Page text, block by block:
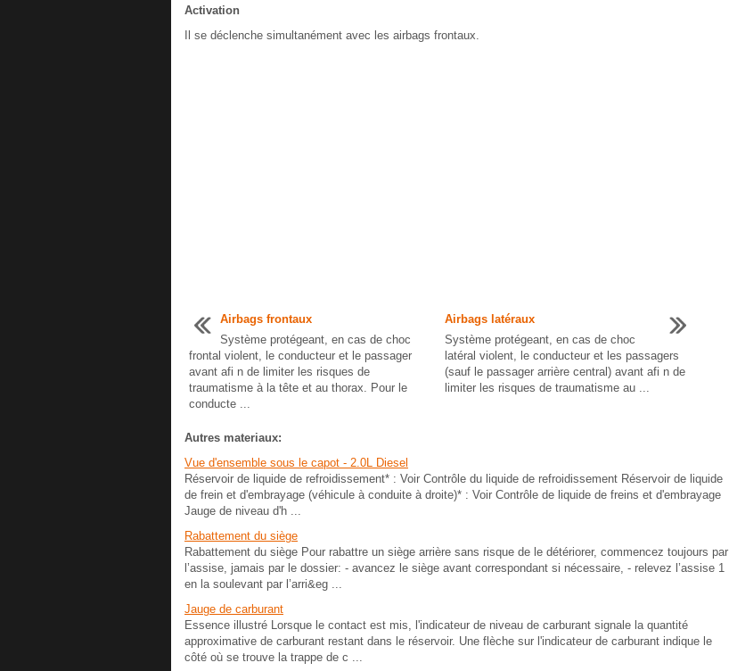
Activation
Il se déclenche simultanément avec les airbags frontaux.
Airbags frontaux
Système protégeant, en cas de choc
frontal violent, le conducteur et le passager
avant afi n de limiter les risques de
traumatisme à la tête et au thorax. Pour le
conducte ...
Airbags latéraux
Système protégeant, en cas de choc
latéral violent, le conducteur et les passagers
(sauf le passager arrière central) avant afi n de
limiter les risques de traumatisme au ...
Autres materiaux:
Vue d'ensemble sous le capot - 2.0L Diesel
Réservoir de liquide de refroidissement* : Voir Contrôle du liquide de refroidissement Réservoir de liquide
de frein et d'embrayage (véhicule à conduite à droite)* : Voir Contrôle de liquide de freins et d'embrayage
Jauge de niveau d'h ...
Rabattement du siège
Rabattement du siège Pour rabattre un siège arrière sans risque de le détériorer, commencez toujours par
l’assise, jamais par le dossier: - avancez le siège avant correspondant si nécessaire, - relevez l’assise 1
en la soulevant par l’arri&eg ...
Jauge de carburant
Essence illustré Lorsque le contact est mis, l'indicateur de niveau de carburant signale la quantité
approximative de carburant restant dans le réservoir. Une flèche sur l'indicateur de carburant indique le
côté où se trouve la trappe de c ...